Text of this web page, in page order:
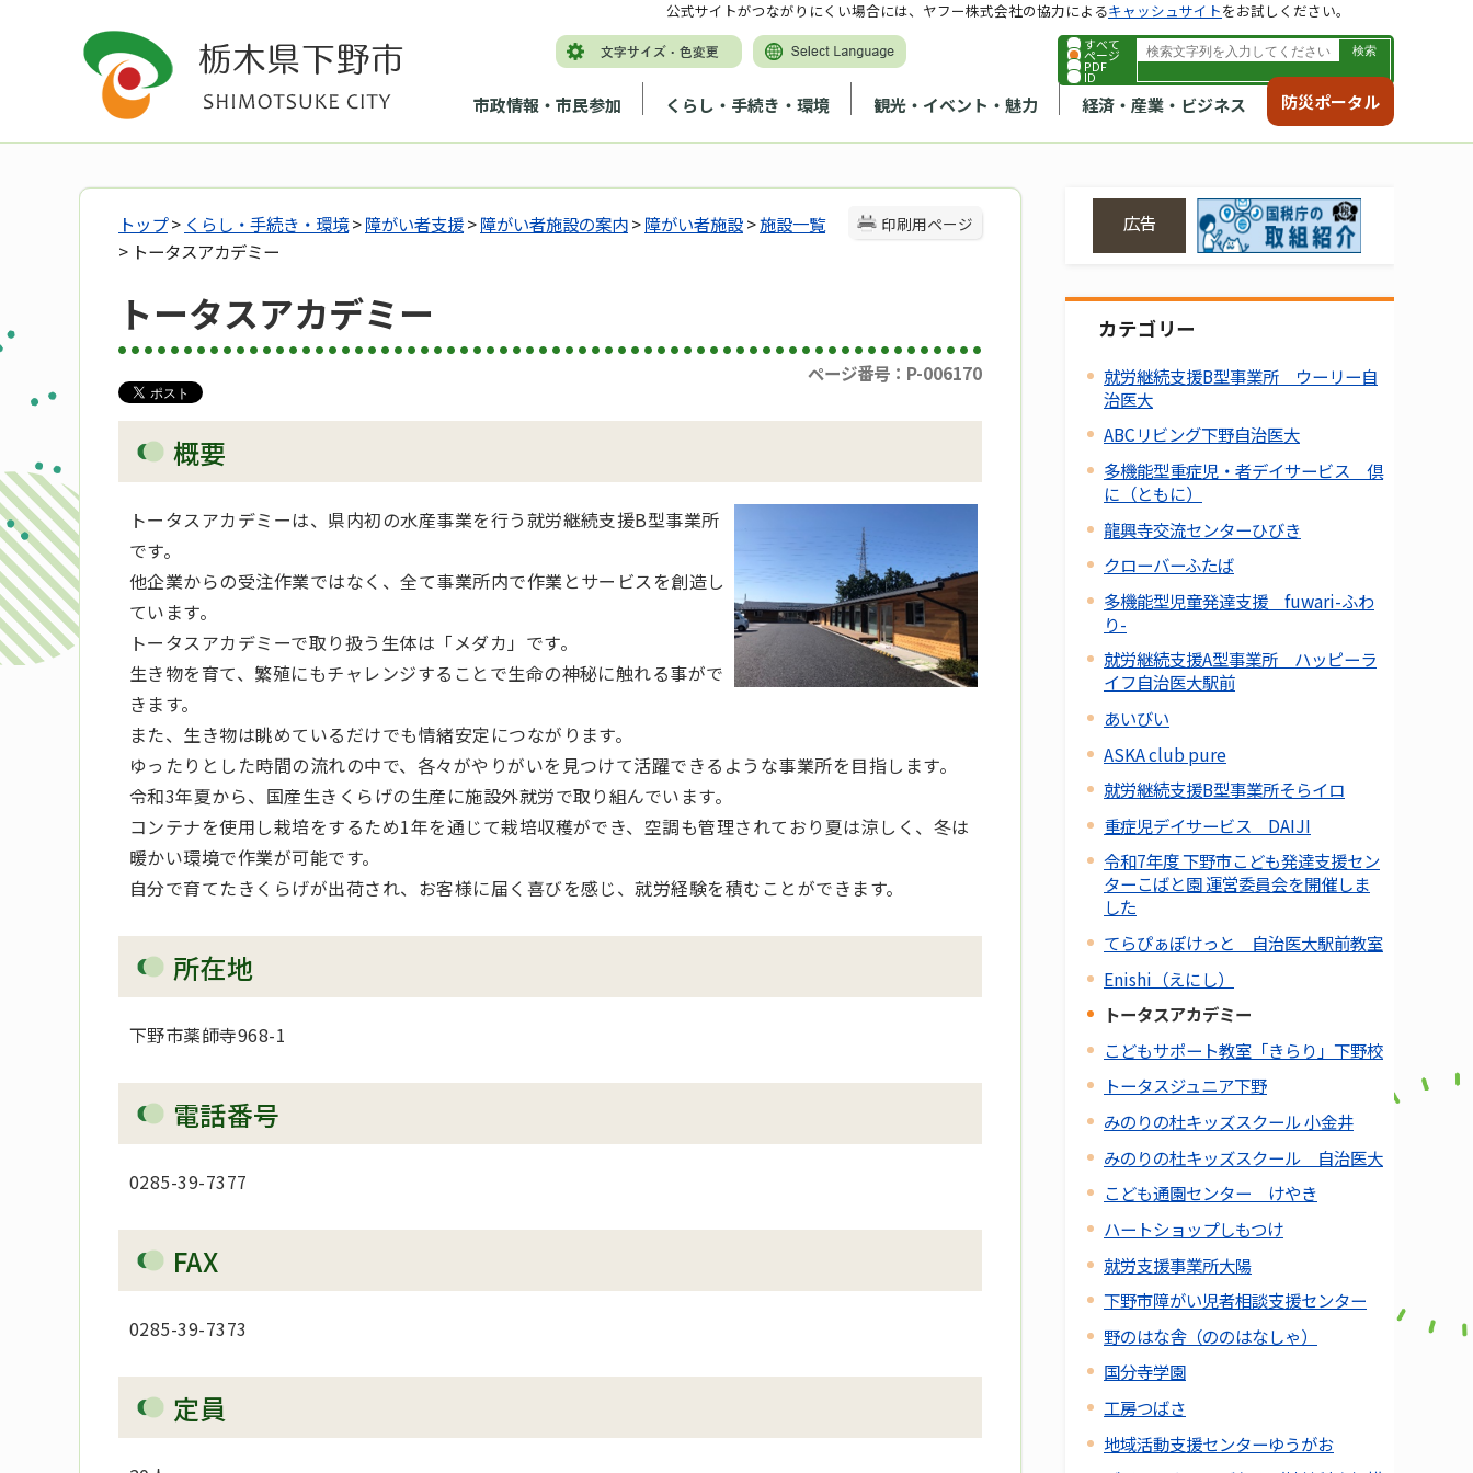
すべて
ページ
PDF
ID
市政情報・市民参加 くらし・手続き・環境 観光・イベント・魅力 経済・産業・ビジネス 防災ポータル
公式サイトがつながりにくい場合には、ヤフー株式会社の協力によるキャッシュサイトをお試しください。
印刷用ページ
トップ> くらし・手続き・環境>障がい者支援>障がい者施設の案内>障がい者施設>施設一覧
> トータスアカデミー
トータスアカデミー
ページ番号：P-006170
概要
トータスアカデミーは、県内初の水産事業を行う就労継続支援B型事業所
です。
他企業からの受注作業ではなく、全て事業所内で作業とサービスを創造し
ています。
トータスアカデミーで取り扱う生体は「メダカ」です。
生き物を育て、繁殖にもチャレンジすることで生命の神秘に触れる事がで
きます。
また、生き物は眺めているだけでも情緒安定につながります。
ゆったりとした時間の流れの中で、各々がやりがいを見つけて活躍できるような事業所を目指します。
令和3年夏から、国産生きくらげの生産に施設外就労で取り組んでいます。
コンテナを使用し栽培をするため1年を通じて栽培収穫ができ、空調も管理されており夏は涼しく、冬は
暖かい環境で作業が可能です。
自分で育てたきくらげが出荷され、お客様に届く喜びを感じ、就労経験を積むことができます。
所在地
下野市薬師寺968-1
電話番号
0285-39-7377
FAX
0285-39-7373
定員
広告
カテゴリー
就労継続支援B型事業所 ウーリー自
治医大
ABCリビング下野自治医大
多機能型重症児・者デイサービス 倶
に（ともに）
龍興寺交流センターひびき
クローバーふたば
多機能型児童発達支援 fuwari-ふわ
り-
就労継続支援A型事業所 ハッピーラ
イフ自治医大駅前
あいびい
ASKA club pure
就労継続支援B型事業所そらイロ
重症児デイサービス DAIJI
令和7年度 下野市こども発達支援セン
ターこばと園 運営委員会を開催しま
した
てらぴぁぽけっと 自治医大駅前教室
Enishi（えにし）
トータスアカデミー
こどもサポート教室「きらり」下野校
トータスジュニア下野
みのりの杜キッズスクール 小金井
みのりの杜キッズスクール 自治医大
こども通園センター けやき
ハートショップしもつけ
就労支援事業所大陽
下野市障がい児者相談支援センター
野のはな舎（ののはなしゃ）
国分寺学園
工房つばさ
地域活動支援センターゆうがお